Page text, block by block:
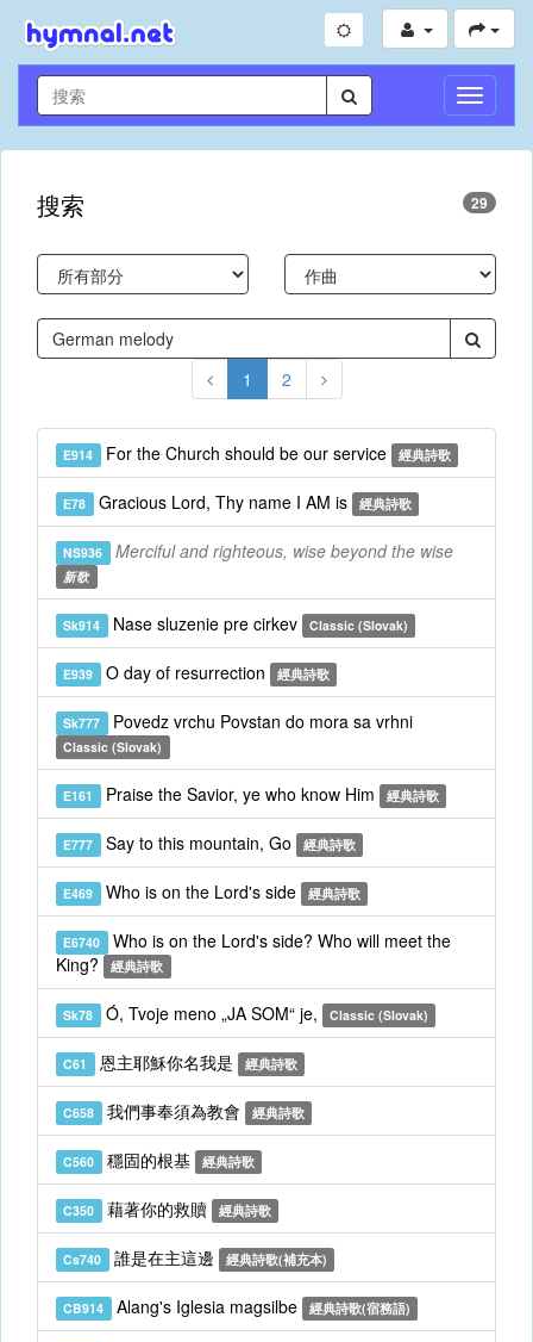
切
換
導
搜索 29
1 2
E914 For the Church should be our service 經典詩歌
E78 Gracious Lord, Thy name I AM is 經典詩歌
NS936 Merciful and righteous, wise beyond the wise
新歌
Sk914 Nase sluzenie pre cirkev Classic (Slovak)
E939 O day of resurrection 經典詩歌
Sk777 Povedz vrchu Povstan do mora sa vrhni
Classic (Slovak)
E161 Praise the Savior, ye who know Him 經典詩歌
E777 Say to this mountain, Go 經典詩歌
E469 Who is on the Lord's side 經典詩歌
E6740 Who is on the Lord's side? Who will meet the
King?
經典詩歌
Sk78 Ó, Tvoje meno „JA SOM“ je, Classic (Slovak)
C61 恩主耶穌你名我是 經典詩歌
C658 我們事奉須為教會 經典詩歌
C560 穩固的根基 經典詩歌
C350 藉著你的救贖 經典詩歌
Cs740 誰是在主這邊 經典詩歌(補充本)
CB914 Alang's Iglesia magsilbe 經典詩歌(宿務語)